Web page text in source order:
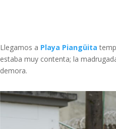
Llegamos a Playa Piangüita
estaba muy contenta; la
demora.